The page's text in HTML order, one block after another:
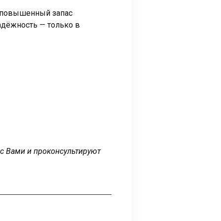
повышенный запас
— только в
Вами и проконсультируют